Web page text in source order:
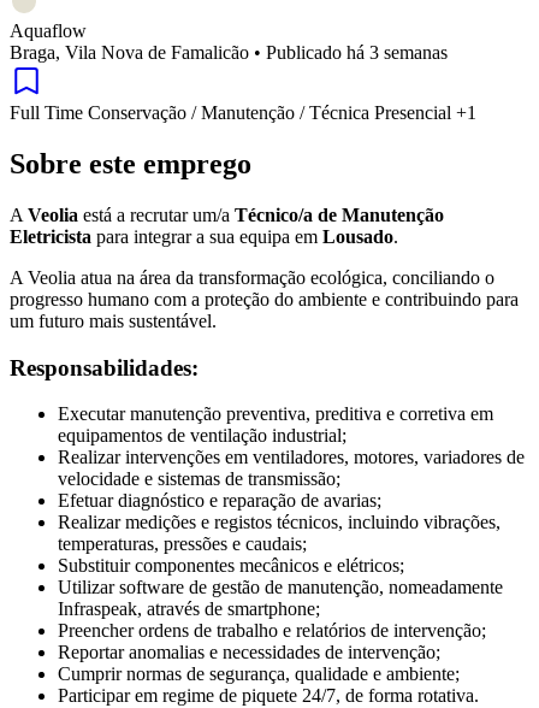
Aquaflow
Braga, Vila Nova de Famalicão • Publicado há 3 semanas
Full Time Conservação / Manutenção / Técnica Presencial +1
Sobre este emprego
A Veolia está a recrutar um/a Técnico/a de Manutenção
Eletricista para integrar a sua equipa em Lousado.
A Veolia atua na área da transformação ecológica, conciliando o
progresso humano com a proteção do ambiente e contribuindo para
um futuro mais sustentável.
Responsabilidades:
Executar manutenção preventiva, preditiva e corretiva em
equipamentos de ventilação industrial;
Realizar intervenções em ventiladores, motores, variadores de
velocidade e sistemas de transmissão;
Efetuar diagnóstico e reparação de avarias;
Realizar medições e registos técnicos, incluindo vibrações,
temperaturas, pressões e caudais;
Substituir componentes mecânicos e elétricos;
Utilizar software de gestão de manutenção, nomeadamente
Infraspeak, através de smartphone;
Preencher ordens de trabalho e relatórios de intervenção;
Reportar anomalias e necessidades de intervenção;
Cumprir normas de segurança, qualidade e ambiente;
Participar em regime de piquete 24/7, de forma rotativa.